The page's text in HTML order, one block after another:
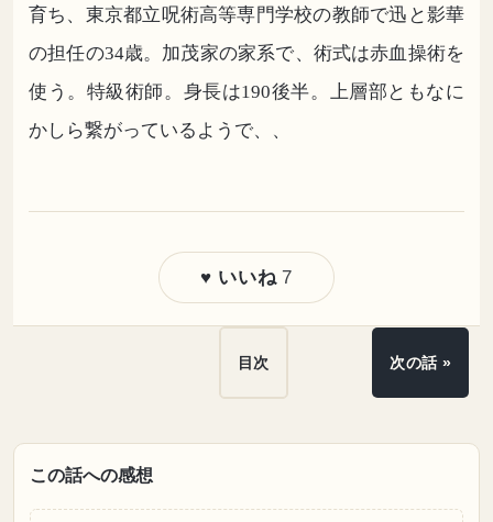
育ち、東京都立呪術高等専門学校の教師で迅と影華
の担任の34歳。加茂家の家系で、術式は赤血操術を
使う。特級術師。身長は190後半。上層部ともなに
かしら繋がっているようで、、
♥ いいね 7
目次 次の話 »
この話への感想